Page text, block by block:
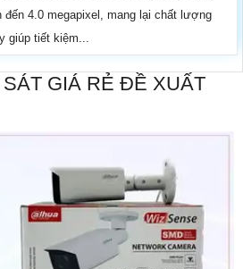
đến 4.0 megapixel, mang lại chất lượng
giúp tiết kiệm...
GIÁ RẺ ĐỀ XUẤT